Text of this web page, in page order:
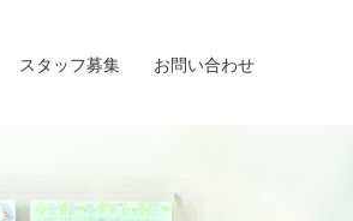
スタッフ募集 お問い合わせ